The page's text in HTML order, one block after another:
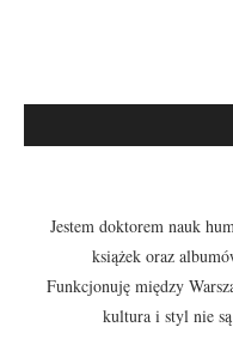
Jestem doktorem nauk
książek oraz
Funkcjonuję między
kultura i styl nie